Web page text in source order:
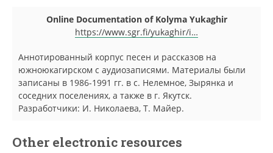
Online Documentation of Kolyma Yukaghir
https://www.sgr.fi/yukaghir/i…
Аннотированный корпус песен и рассказов на
южноюкагирском с аудиозаписями. Материалы были
записаны в 1986-1991 гг. в с. Нелемное, Зырянка и
соседних поселениях, а также в г. Якутск.
Разработчики: И. Николаева, Т. Майер.
Other electronic resources